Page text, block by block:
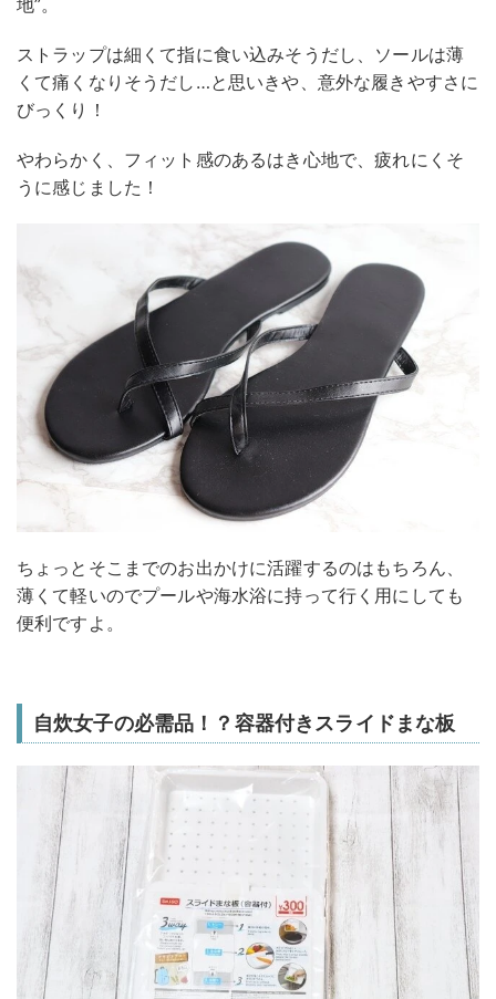
地”。
ストラップは細くて指に食い込みそうだし、ソールは薄
くて痛くなりそうだし…と思いきや、意外な履きやすさに
びっくり！
やわらかく、フィット感のあるはき心地で、疲れにくそ
うに感じました！
ちょっとそこまでのお出かけに活躍するのはもちろん、
薄くて軽いのでプールや海水浴に持って行く用にしても
便利ですよ。
自炊女子の必需品！？容器付きスライドまな板